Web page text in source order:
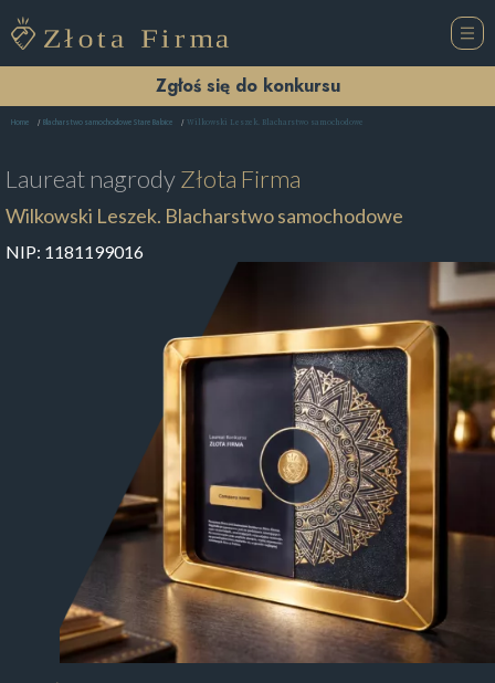
Zgłoś się do konkursu
Home Blacharstwo samochodowe Stare Babice Wilkowski Leszek. Blacharstwo samochodowe
Laureat nagrodyZłota Firma
Wilkowski Leszek. Blacharstwo samochodowe
NIP: 1181199016